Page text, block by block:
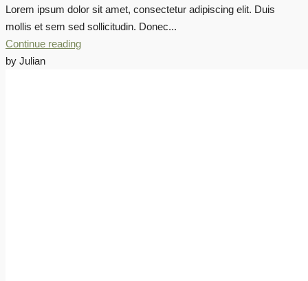
Lorem ipsum dolor sit amet, consectetur adipiscing elit. Duis
mollis et sem sed sollicitudin. Donec...
Continue reading
by Julian